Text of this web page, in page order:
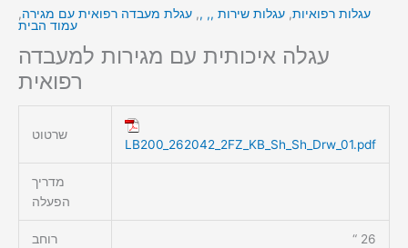
עגלות רפואיות, עגלות שירות ,, ,, עגלת מעבדה רפואית עם מגירה,
עמוד הבית
עגלה איכותית עם מגירות למעבדה
רפואית
שרטוט
LB200_262042_2FZ_KB_Sh_Sh_Drw_01.pdf
מדריך
הפעלה
רוחב 26 “